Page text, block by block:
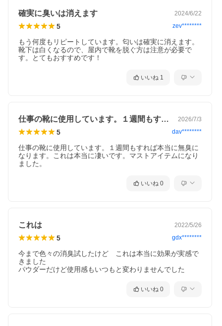
確実に臭いは消えます 2024/6/22
5 zev********
もう何度もリピートしています。匂いは確実に消えます。
靴下は白くなるので、屋内で靴を脱ぐ方は注意が必要で
す。とてもおすすめです！
いいね 1
仕事の靴に使用しています。１週間もすれ… 2026/7/3
5 dav********
仕事の靴に使用しています。１週間もすれば本当に無臭に
なります。これは本当に凄いです。マストアイテムになり
ました。
いいね 0
これは 2022/5/26
5 gdx********
今まで色々の消臭試したけど　これは本当に効果が実感で
きました
いいね 0